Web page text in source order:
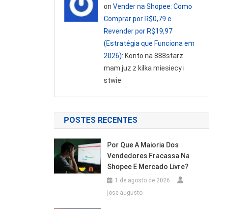
on Vender na Shopee: Como
Comprar por R$0,79 e
Revender por R$19,97
(Estratégia que Funciona em
2026): Konto na 888starz
mam juz z kilka miesiecy i
stwie
POSTES RECENTES
Por Que A Maioria Dos
Vendedores Fracassa Na
Shopee E Mercado Livre?
1 de agosto de 2026
jose augusto